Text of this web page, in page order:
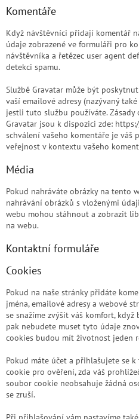
Komentáře
Když návštěvníci přidají komentář
údaje zobrazené ve formuláři pro
návštěvníka a řetězec user agent
detekci spamu.
Službě Gravatar může být
vaší emailové adresy (nazývaný
jestli tuto službu používáte.
Gravatar jsou k dispozici zde:
schválení vašeho komentáře je
veřejnost v kontextu vašeho
Média
Pokud nahráváte obrázky na tento
nahrávání obrázků s vloženými
webu mohou stáhnout a zobrazit
na webu.
Kontaktní formuláře
Cookies
Pokud na naše stránky přidáte
jména, emailové adresy a webové
se snažíme zvýšit váš komfort,
pak nebudete muset tyto údaje
cookies budou mít životnost jeden
Pokud máte účet a přihlašujete se
cookie pro ověření, zda váš
soubor cookie neobsahuje žádná
se zruší.